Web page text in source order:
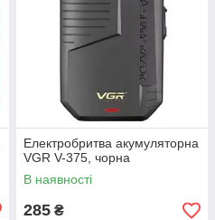
Електробритва акумуляторна
VGR V-375, чорна
В наявності
285 ₴